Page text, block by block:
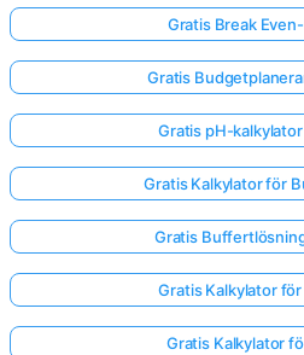
Gratis Break
Gratis
Gratis pH-
Gratis Kalkylator för
Gratis
Gratis Kalkylator
Gratis Kalkylator